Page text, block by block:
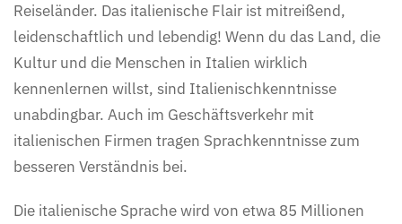
Reiseländer. Das italienische Flair ist mitreißend,
leidenschaftlich und lebendig! Wenn du das Land, die
Kultur und die Menschen in Italien wirklich
kennenlernen willst, sind Italienischkenntnisse
unabdingbar. Auch im Geschäftsverkehr mit
italienischen Firmen tragen Sprachkenntnisse zum
besseren Verständnis bei.
Die italienische Sprache wird von etwa 85 Millionen